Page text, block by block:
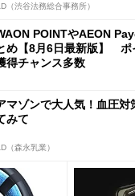
（渋谷法務総合事務所）
POINTやAEON
め【8月6日最新版】 ポ
得チャンス多数
マゾンで大人気！血圧対
みて
（森永乳業）